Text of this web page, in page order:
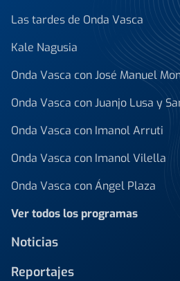
Las tardes de Onda Vasca
Kale Nagusia
Onda Vasca con José Manuel
Onda Vasca con Juanjo Lusa y
Onda Vasca con Imanol Arruti
Onda Vasca con Imanol Vilella
Onda Vasca con Ángel Plaza
Ver todos los programas
Noticias
Reportajes